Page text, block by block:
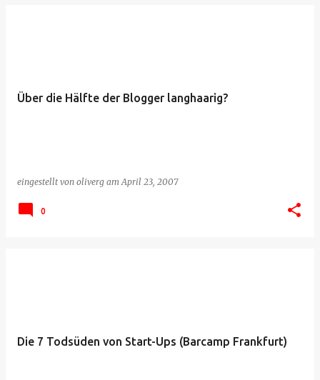
Über die Hälfte der Blogger langhaarig?
eingestellt von oliverg amApril 23, 2007
0
Die 7 Todsüden von Start-Ups (Barcamp Frankfurt)